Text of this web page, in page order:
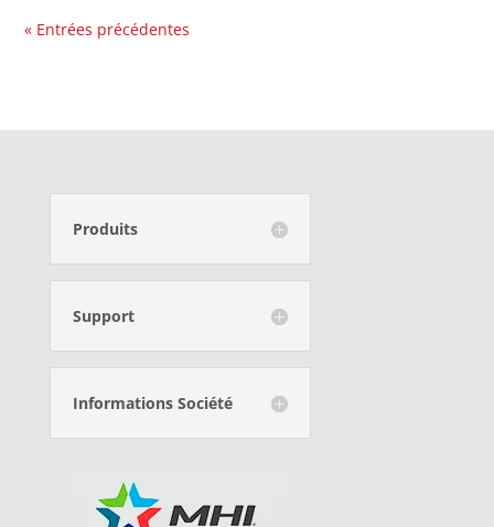
« Entrées précédentes
Produits
Support
Informations Société